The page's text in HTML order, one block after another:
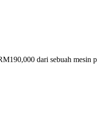
dari sebuah mesin